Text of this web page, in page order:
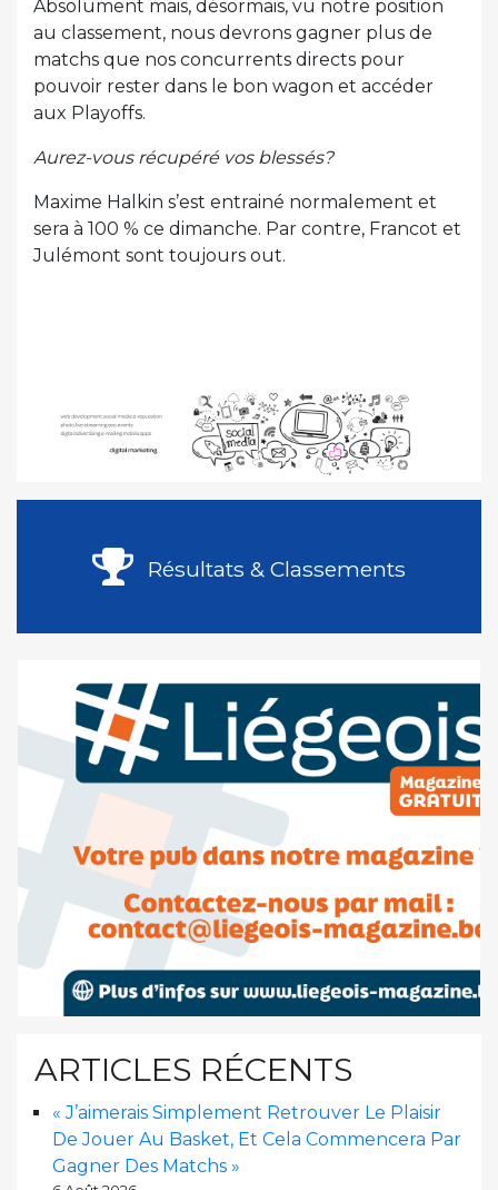
Absolument mais, désormais, vu notre position
au classement, nous devrons gagner plus de
matchs que nos concurrents directs pour
pouvoir rester dans le bon wagon et accéder
aux Playoffs.
Aurez-vous récupéré vos blessés?
Maxime Halkin s’est entrainé normalement et
sera à 100 % ce dimanche. Par contre, Francot et
Julémont sont toujours out.
Résultats & Classements
ARTICLES RÉCENTS
« J’aimerais Simplement Retrouver Le Plaisir
De Jouer Au Basket, Et Cela Commencera Par
Gagner Des Matchs »